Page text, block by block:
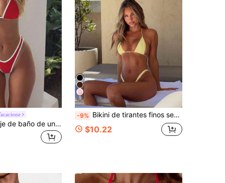
Swim SXY Traje de baño de una pieza tipo boyshort con cuello cuadrado, estilo casual y deportivo para mujer 2025
5
-9% Bikini de tirantes finos sexy para mujer 2026, amarillo, para vacaciones, playa y verano
$10.22